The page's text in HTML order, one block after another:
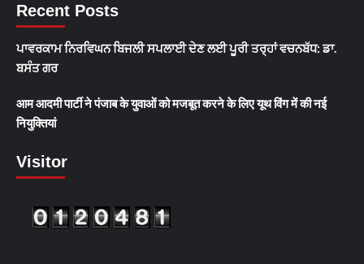
Recent Posts
ਪਾਵਰਕਾਮ ਨਿਰਵਿਘਨ ਬਿਜਲੀ ਸਪਲਾਈ ਦੇਣ ਲਈ ਪੂਰੀ ਤਰ੍ਹਾਂ ਵਚਨਬੱਧ: ਡਾ.
ਬਸੰਤ ਗਰ
आम आदमी पार्टी ने पंजाब के युवाओं को मजबूत करने के लिए यूथ विंग में की नई
नियुक्तियां
Visitor